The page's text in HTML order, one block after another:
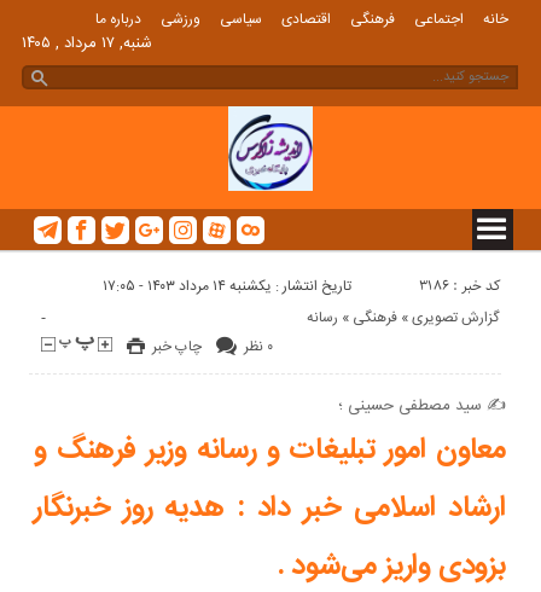
خانه اجتماعی فرهنگی اقتصادی سیاسی ورزشی درباره ما
شنبه, ۱۷ مرداد , ۱۴۰۵
کد خبر : 3186 تاریخ انتشار : یکشنبه ۱۴ مرداد ۱۴۰۳ - ۱۷:۰۵
چاپ خبر ۰ نظر
رسانه « فرهنگی «گزارش تصویری -
✍️ سید مصطفی حسینی ؛
معاون امور تبلیغات و رسانه وزیر فرهنگ و
ارشاد اسلامی خبر داد : هدیه روز خبرنگار
بزودی واریز می‌شود .